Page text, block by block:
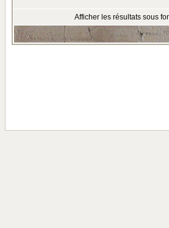
Afficher les résultats sous